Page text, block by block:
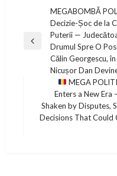
navigation
Previous
MEGABOMBĂ
Decizie-Șoc de la
Puterii —
Drumul Spre O
Călin Georgescu,
Nicușor Dan
Next
Post
MEGA
Enters a New Era
Shaken by Disputes,
Decisions That Could